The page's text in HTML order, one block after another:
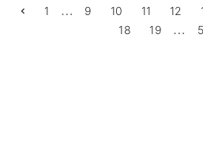
P
P
1 … 9 10 11 12
18
19 …